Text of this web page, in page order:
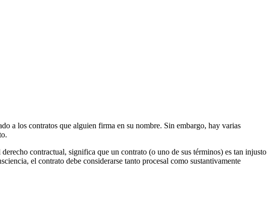
a los contratos que alguien firma en su nombre. Sin embargo, hay varias
contractual, significa que un contrato (o uno de sus términos) es tan injusto
el contrato debe considerarse tanto procesal como sustantivamente